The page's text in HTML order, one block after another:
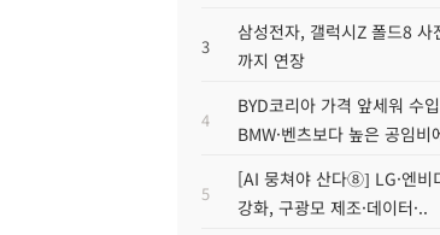
3
삼성전자, 갤럭시Z 폴드8 사
까지 연장
4
BYD코리아 가격 앞세워 수
BMW·벤츠보다 높은 공임비
5
[AI 뭉쳐야 산다⑧] LG·엔비
강화, 구광모 제조·데이터·..